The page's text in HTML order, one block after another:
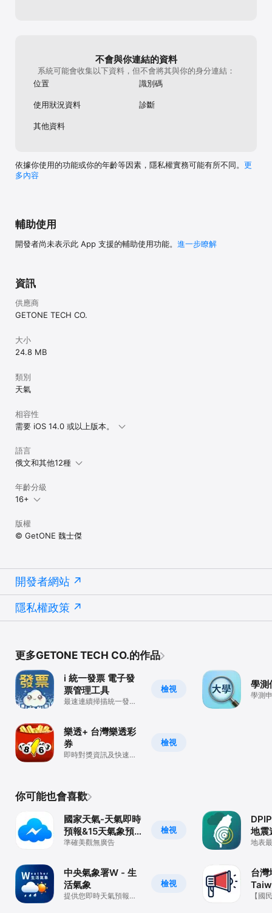
作者信箱：getone.info@gmail.com
Facebook 粉絲專頁：https://www.facebook.com/getweather
免責聲明(下載本程式即表同意):
或暗示的保證、聲明或陳述;在法律許可的範圍內, 對於提供或使用這
承擔或責任(包括疏忽責任)。
不會與你連結的資料
系統可能會收集以下資料，但不會將其與你的身分連結：
位置
識別碼
使用狀況資料 診斷
其他資料
依據你使用的功能或你的年齡等因素，隱私權實務可能有所不同。 更
多內容
輔助使用
開發者尚未表示此 App 支援的輔助使用功能。 進一步瞭解
資訊
供應商
GETONE TECH CO.
大小
24.8 MB
類別
天氣
相容性
需要 iOS 14.0 或以上版本。
語言
俄文和其他12種
年齡分級
16+
版權
© GetONE 魏士傑
開發者網站
隱私權政策
更多GETONE TECH CO.的作品
檢視
i 統一發票 電子發
票管理工具
最速連續掃描統一發票
檢視
樂透+ 台灣樂透彩
券
即時對獎資訊及快速對
學測
學測
你可能也會喜歡
檢視
國家天氣-天氣即時
預報&15天氣象預
報
準確美觀無廣告
檢視
中央氣象署W - 生
活氣象
提供您即時天氣預報及
地震
地表
台灣
【國